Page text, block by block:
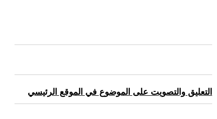
التعليق والتصويت على الموضوع في الموقع الرئيسي